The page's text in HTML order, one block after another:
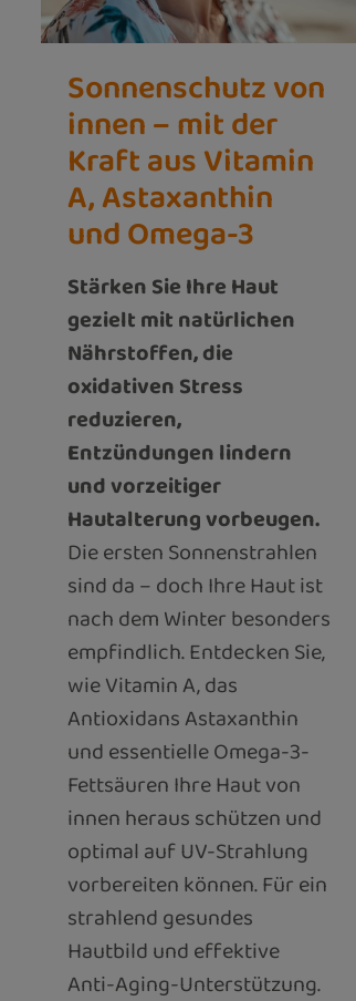
Sonnenschutz von
innen – mit der
Kraft aus Vitamin
A, Astaxanthin
und Omega-3
Stärken Sie Ihre Haut
gezielt mit natürlichen
Nährstoffen, die
oxidativen Stress
reduzieren,
Entzündungen lindern
und vorzeitiger
Hautalterung vorbeugen.
Die ersten Sonnenstrahlen
sind da – doch Ihre Haut ist
nach dem Winter besonders
empfindlich. Entdecken Sie,
wie Vitamin A, das
Antioxidans Astaxanthin
und essentielle Omega-3-
Fettsäuren Ihre Haut von
innen heraus schützen und
optimal auf UV-Strahlung
vorbereiten können. Für ein
strahlend gesundes
Hautbild und effektive
Anti-Aging-Unterstützung.